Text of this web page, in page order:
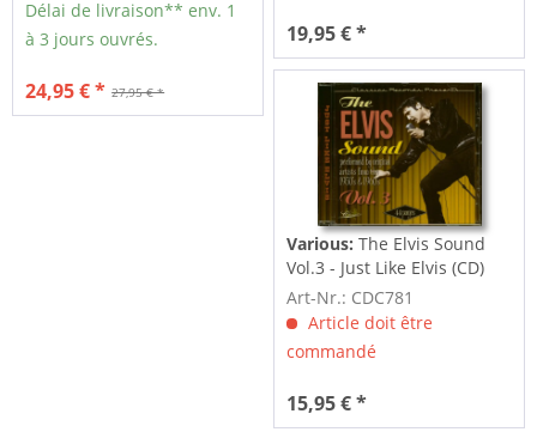
Délai de livraison** env. 1
à 3 jours ouvrés.
27,95 € *
24,95 € *
19,95 € *
Various:The Elvis Sound
Vol.3 - Just Like Elvis (CD)
Art-Nr.: CDC781
Article doit être
commandé
15,95 € *